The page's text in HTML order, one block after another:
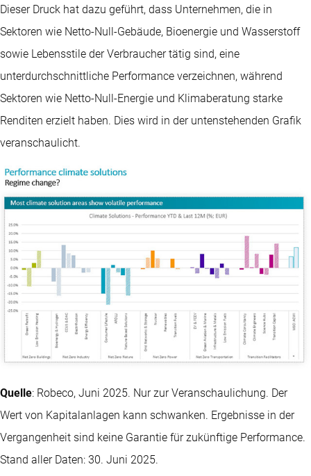
Dieser Druck hat dazu geführt, dass Unternehmen, die in
Sektoren wie Netto-Null-Gebäude, Bioenergie und Wasserstoff
sowie Lebensstile der Verbraucher tätig sind, eine
unterdurchschnittliche Performance verzeichnen, während
Sektoren wie Netto-Null-Energie und Klimaberatung starke
Renditen erzielt haben. Dies wird in der untenstehenden Grafik
veranschaulicht.
Quelle: Robeco, Juni 2025. Nur zur Veranschaulichung. Der
Wert von Kapitalanlagen kann schwanken. Ergebnisse in der
Vergangenheit sind keine Garantie für zukünftige Performance.
Stand aller Daten: 30. Juni 2025.